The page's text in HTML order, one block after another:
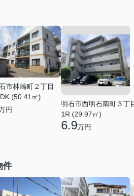
市林崎町２丁目
(50.41㎡)
円
明石市西明石南町３丁
1R (29.97㎡)
6.9万円
件